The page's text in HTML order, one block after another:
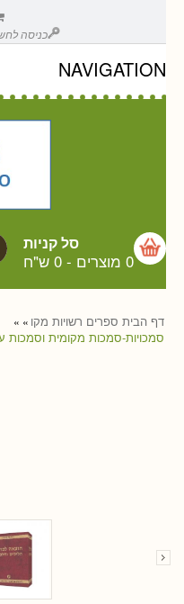
כניסה
NAVIGATION
סל קניות
0 מוצרים - 0 ש"ח
דף הבית » ספרים רשויות מקו »
סמכויות-סמכות מקומית וסמכות